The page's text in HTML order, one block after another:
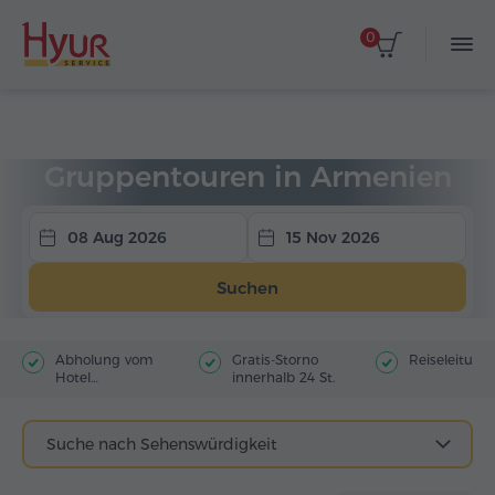
0
Gruppentouren in Armenien
08 Aug 2026 15 Nov 2026
Suchen
Abholung vom
Hotel
Gratis-Storno
innerhalb 24 St.
Reiseleitung
Suche nach Sehenswürdigkeit